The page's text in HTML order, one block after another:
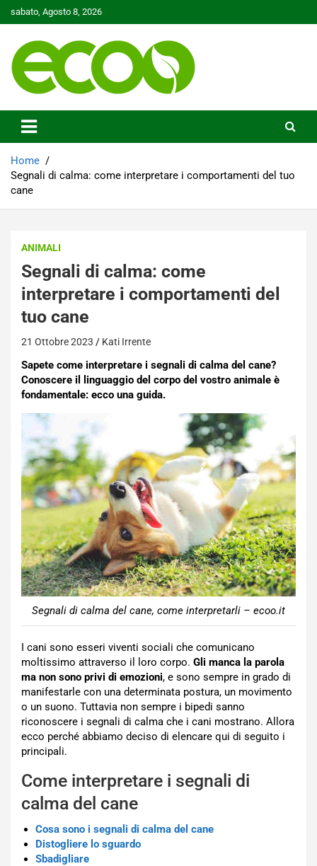
to
sabato, Agosto 8, 2026
Ecoo.it
Home
Segnali di calma: come interpretare i comportamenti del tuo
cane
ANIMALI
Segnali di calma: come
interpretare i comportamenti del
tuo cane
21 Ottobre 2023 Kati Irrente
Sapete come interpretare i segnali di calma del cane?
Conoscere il linguaggio del corpo del vostro animale è
fondamentale: ecco una guida.
Segnali di calma del cane, come interpretarli – ecoo.it
I cani sono esseri viventi sociali che comunicano
moltissimo attraverso il loro corpo. Gli manca la parola
ma non sono privi di emozioni, e sono sempre in grado di
manifestarle con una determinata postura, un movimento
o un suono. Tuttavia non sempre i bipedi sanno
riconoscere i segnali di calma che i cani mostrano. Allora
ecco perché abbiamo deciso di elencare qui di seguito i
principali.
Come interpretare i segnali di
calma del cane
Cosa sono i segnali di calma del cane
Distogliere lo sguardo
Sbadigliare